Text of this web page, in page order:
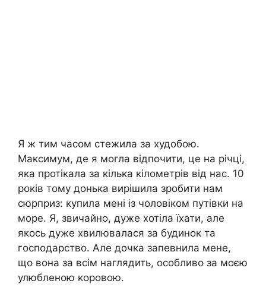
Я ж тим часом стежила за худобою.
Максимум, де я могла відпочити, це на річці,
яка протікала за кілька кілометрів від нас. 10
років тому донька вирішила зробити нам
сюрприз: купила мені із чоловіком путівки на
море. Я, звичайно, дуже хотіла їхати, але
якось дуже хвилювалася за будинок та
господарство. Але дочка запевнила мене,
що вона за всім наглядить, особливо за моєю
улюбленою коровою.